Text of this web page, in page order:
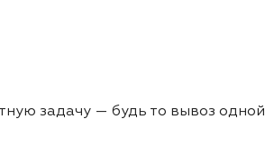
задачу — будь то вывоз одной